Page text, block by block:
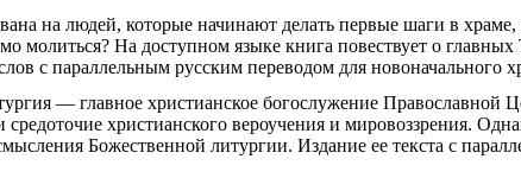
на людей, которые начинают делать первые шаги в
молиться? На доступном языке книга повествует о
с параллельным русским переводом для новоначального
— главное христианское богослужение
христианского вероучения и мировоззрения.
Божественной литургии. Издание ее текста с